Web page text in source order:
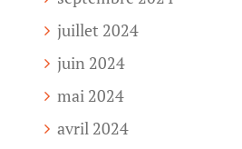
juillet 2024
juin 2024
mai 2024
avril 2024